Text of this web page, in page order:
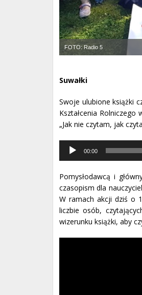
FOTO: Radio 5
Suwałki
Swoje ulubione książki
Kształcenia
„Jak nie czytam, jak
Odtwarzacz
muzyki
00:00
Pomysłodawcą i
czasopism dla
W ramach akcji dziś o
liczbie osób,
wizerunku książki, aby